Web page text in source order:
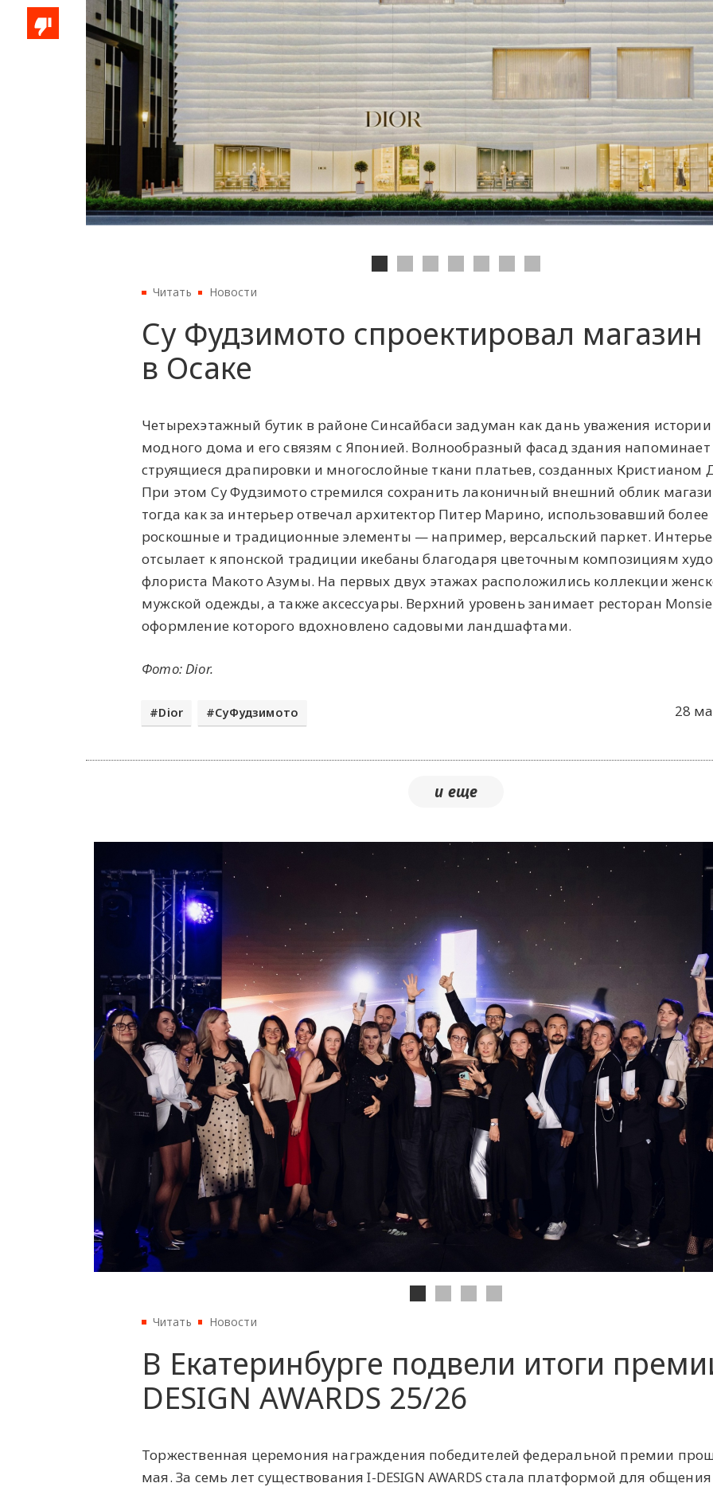
Читать Новости
Су Фудзимото спроектировал
в Осаке
Четырехэтажный бутик в районе Синсайбаси задуман как дань уважения истории
модного дома и его связям с Японией. Волнообразный фасад здания напоминает
струящиеся драпировки и многослойные ткани платьев, созданных Кристианом
При этом Су Фудзимото стремился сохранить лаконичный внешний облик
тогда как за интерьер отвечал архитектор Питер Марино, использовавший более
роскошные и традиционные элементы — например, версальский паркет.
отсылает к японской традиции икебаны благодаря цветочным композициям
флориста Макото Азумы. На первых двух этажах расположились коллекции
мужской одежды, а также аксессуары. Верхний уровень занимает ресторан
оформление которого вдохновлено садовыми ландшафтами.
Фото: Dior.
28
Dior СуФудзимото
Читать Новости
В Екатеринбурге подвели итоги
DESIGN AWARDS 25/26
Торжественная церемония награждения победителей федеральной премии
мая. За семь лет существования I-DESIGN AWARDS стала платформой для